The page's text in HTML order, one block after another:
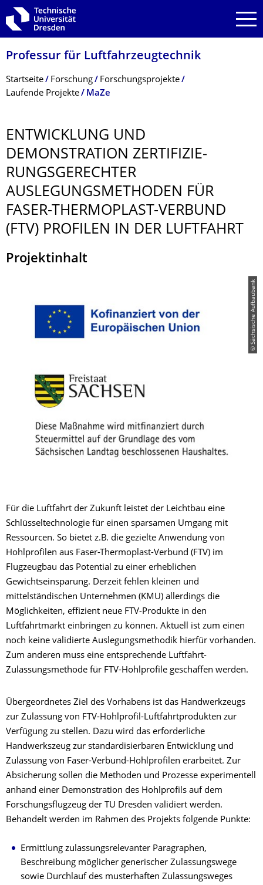
Zur Hauptnavigation springen
Zur Suche springen
Zum Inhalt springen
Professur für Luftfahrzeugtech­nik
Breadcrumb-Menü
Startseite Forschung
Forschungsprojekte
Laufende Projekte
MaZe
ENTWICKLUNG UND
DEMONSTRATION ZERTIFIZIE­
RUNGSGERECHTER
AUSLEGUNGSME­THODEN FÜR
FASER-THERMOPLAST-VERBUND
(FTV) PROFILEN IN DER LUFTFAHRT
Projektinhalt
© Sächsische Aufbaubank
Für die Luftfahrt der Zukunft leistet der Leichtbau eine
Schlüsseltechnologie für einen sparsamen Umgang mit
Ressourcen. So bietet z.B. die gezielte Anwendung von
Hohlprofilen aus Faser-Thermoplast-Verbund (FTV) im
Flugzeugbau das Potential zu einer erheblichen
Gewichtseinsparung. Derzeit fehlen kleinen und
mittelständischen Unternehmen (KMU) allerdings die
Möglichkeiten, effizient neue FTV-Produkte in den
Luftfahrtmarkt einbringen zu können. Aktuell ist zum einen
noch keine validierte Auslegungsmethodik hierfür vorhanden.
Zum anderen muss eine entsprechende Luftfahrt-
Zulassungsmethode für FTV-Hohlprofile geschaffen werden.
Übergeordnetes Ziel des Vorhabens ist das Handwerkzeugs
zur Zulassung von FTV-Hohlprofil-Luftfahrtprodukten zur
Verfügung zu stellen. Dazu wird das erforderliche
Handwerkszeug zur standardisierbaren Entwicklung und
Zulassung von Faser-Verbund-Hohlprofilen erarbeitet. Zur
Absicherung sollen die Methoden und Prozesse experimentell
anhand einer Demonstration des Hohlprofils auf dem
Forschungsflugzeug der TU Dresden validiert werden.
Behandelt werden im Rahmen des Projekts folgende Punkte:
Ermittlung zulassungsrelevanter Paragraphen,
Beschreibung möglicher generischer Zulassungswege
sowie Durchlauf des musterhaften Zulassungsweges